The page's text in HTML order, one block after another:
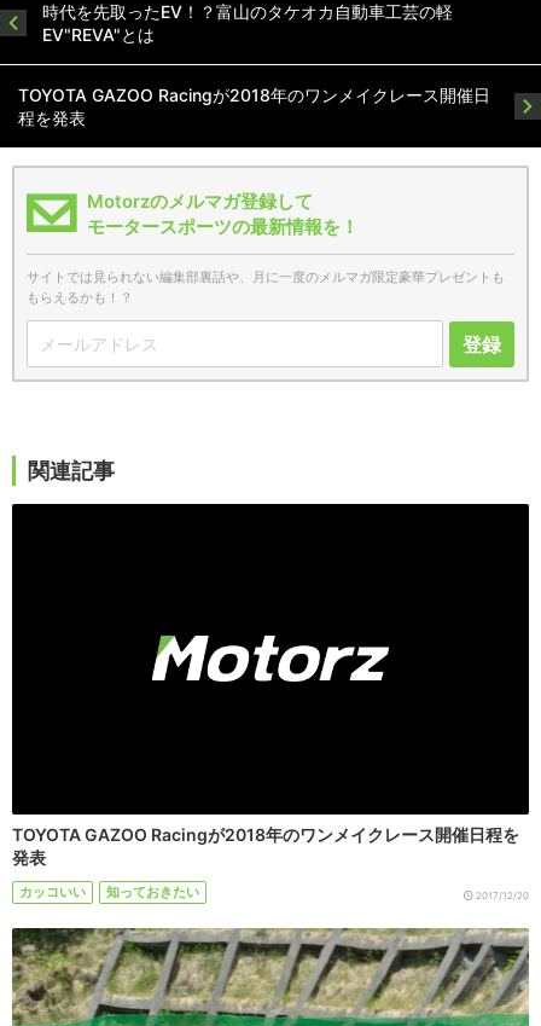
時代を先取ったEV！？富山のタケオカ自動車工芸の軽
EV"REVA"とは
TOYOTA GAZOO Racingが2018年のワンメイクレース開催日
程を発表
Motorzのメルマガ登録して
モータースポーツの最新情報を！
サイトでは見られない編集部裏話や、月に一度のメルマガ限定豪華プレゼントも
もらえるかも！？
登録
関連記事
TOYOTA GAZOO Racingが2018年のワンメイクレース開催日程を
発表
カッコいい 知っておきたい 2017/12/20